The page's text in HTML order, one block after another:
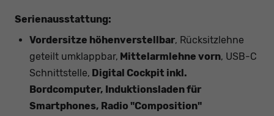
Serienausstattung:
Vordersitze höhenverstellbar, Rücksitzlehne
geteilt umklappbar, Mittelarmlehne vorn, USB-C
Schnittstelle, Digital Cockpit inkl.
Bordcomputer, Induktionsladen für
Smartphones, Radio "Composition"